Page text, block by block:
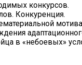
конкурсов.
Конкуренция.
в «небоевых»